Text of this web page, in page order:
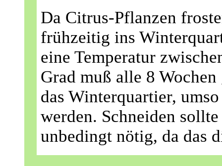
Da Citrus-Pflanzen
frühzeitig ins
eine Temperatur
Grad muß alle 8
das Winterquartier,
werden. Schneiden
unbedingt nötig, da das